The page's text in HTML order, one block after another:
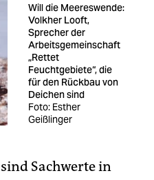
Will die Meereswende:
Volkher Looft,
Sprecher der
Arbeitsgemeinschaft
„Rettet
Feuchtgebiete“, die
für den Rückbau von
Deichen sind
Foto: Esther
Geißlinger
Sachwerte in